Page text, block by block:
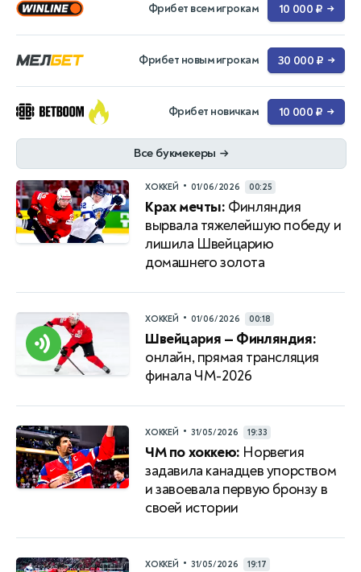
Фрибет всем игрокам 10 000 ₽ →
Фрибет новым игрокам 30 000 ₽ →
Фрибет новичкам 10 000 ₽ →
Все букмекеры →
ХОККЕЙ • 01/06/2026 00:25
Крах мечты: Финляндия
вырвала тяжелейшую победу и
лишила Швейцарию
домашнего золота
ХОККЕЙ • 01/06/2026 00:18
Швейцария — Финляндия:
онлайн, прямая трансляция
финала ЧМ-2026
ХОККЕЙ • 31/05/2026 19:33
ЧМ по хоккею: Норвегия
задавила канадцев упорством
и завоевала первую бронзу в
своей истории
ХОККЕЙ • 31/05/2026 19:17